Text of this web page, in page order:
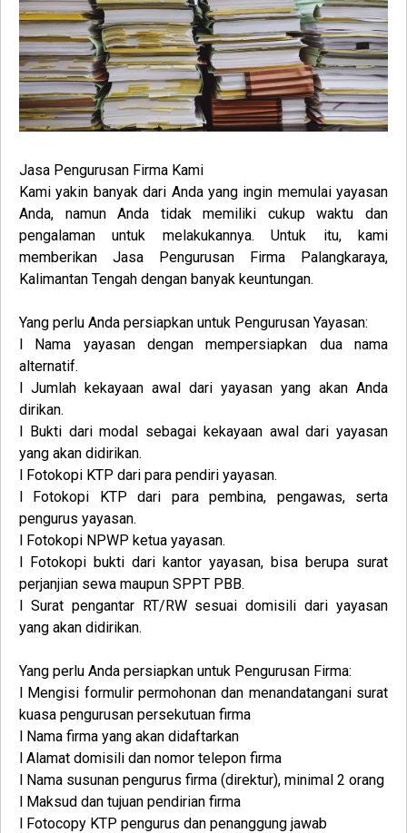
Jasa Pengurusan Firma Kami
Kami yakin banyak dari Anda yang ingin memulai yayasan
Anda, namun Anda tidak memiliki cukup waktu dan
pengalaman untuk melakukannya. Untuk itu, kami
memberikan Jasa Pengurusan Firma
Palangkaraya,
Kalimantan Tengah dengan banyak keuntungan.
Yang perlu Anda persiapkan untuk Pengurusan Yayasan:
l Nama yayasan dengan mempersiapkan dua nama
alternatif.
l Jumlah kekayaan awal dari yayasan yang akan Anda
dirikan.
l Bukti dari modal sebagai kekayaan awal dari yayasan
yang akan didirikan.
l Fotokopi KTP dari para pendiri yayasan.
l Fotokopi KTP dari para pembina, pengawas, serta
pengurus yayasan.
l Fotokopi NPWP ketua yayasan.
l Fotokopi bukti dari kantor yayasan, bisa berupa surat
perjanjian sewa maupun SPPT PBB.
l Surat pengantar RT/RW sesuai domisili dari yayasan
yang akan didirikan.
Yang perlu Anda persiapkan untuk Pengurusan Firma:
l Mengisi formulir permohonan dan menandatangani surat
kuasa pengurusan persekutuan firma
l Nama firma yang akan didaftarkan
l Alamat domisili dan nomor telepon firma
l Nama susunan pengurus firma (direktur), minimal 2 orang
l Maksud dan tujuan pendirian firma
l Fotocopy KTP pengurus dan penanggung jawab